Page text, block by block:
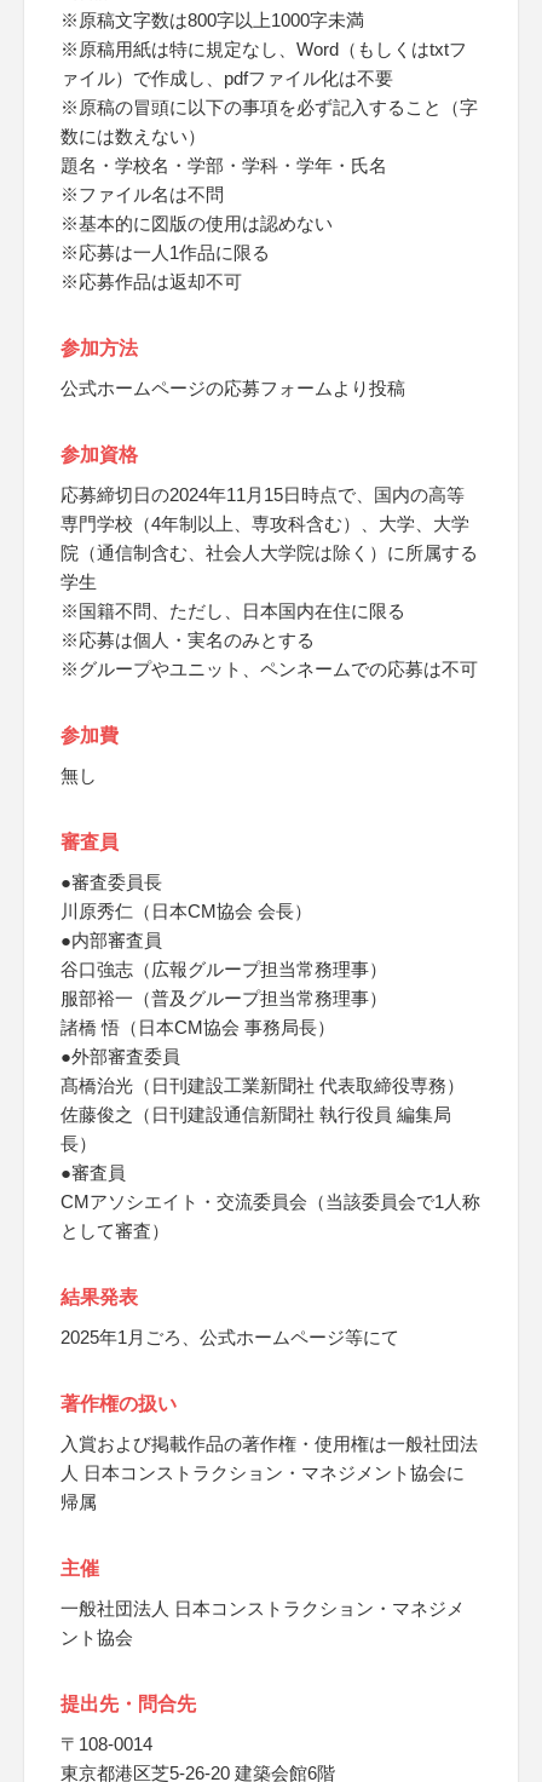
※原稿文字数は800字以上1000字未満
※原稿用紙は特に規定なし、Word（もしくはtxtフ
ァイル）で作成し、pdfファイル化は不要
※原稿の冒頭に以下の事項を必ず記入すること（字
数には数えない）
題名・学校名・学部・学科・学年・氏名
※ファイル名は不問
※基本的に図版の使用は認めない
※応募は一人1作品に限る
※応募作品は返却不可
参加方法
公式ホームページの応募フォームより投稿
参加資格
応募締切日の2024年11月15日時点で、国内の高等
専門学校（4年制以上、専攻科含む）、大学、大学
院（通信制含む、社会人大学院は除く）に所属する
学生
※国籍不問、ただし、日本国内在住に限る
※応募は個人・実名のみとする
※グループやユニット、ペンネームでの応募は不可
参加費
無し
審査員
●審査委員長
川原秀仁（日本CM協会 会長）
●内部審査員
谷口強志（広報グループ担当常務理事）
服部裕一（普及グループ担当常務理事）
諸橋 悟（日本CM協会 事務局長）
●外部審査委員
髙橋治光（日刊建設工業新聞社 代表取締役専務）
佐藤俊之（日刊建設通信新聞社 執行役員 編集局
長）
●審査員
CMアソシエイト・交流委員会（当該委員会で1人称
として審査）
結果発表
2025年1月ごろ、公式ホームページ等にて
著作権の扱い
入賞および掲載作品の著作権・使用権は一般社団法
人 日本コンストラクション・マネジメント協会に
帰属
主催
一般社団法人 日本コンストラクション・マネジメ
ント協会
提出先・問合先
〒108-0014
東京都港区芝5-26-20 建築会館6階